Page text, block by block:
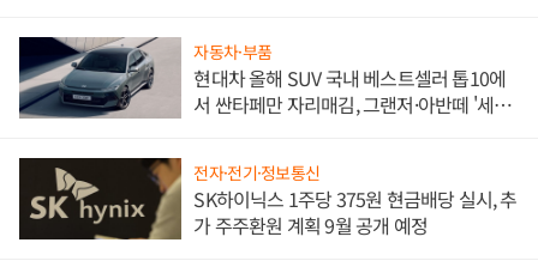
자동차·부품
현대차 올해 SUV 국내 베스트셀러 톱10에
서 싼타페만 자리매김, 그랜저·아반떼 '세단
전자·전기·정보통신
SK하이닉스 1주당 375원 현금배당 실시, 추
가 주주환원 계획 9월 공개 예정